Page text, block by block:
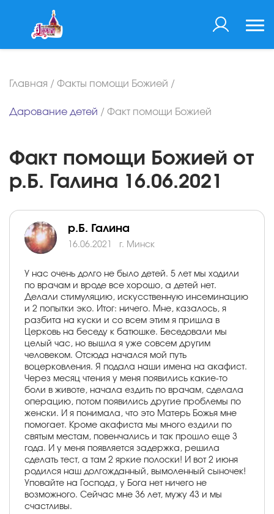
Главная / Факты помощи Божией /
Дарование детей / Факт помощи Божией
Факт помощи Божией от
р.Б. Галина 16.06.2021
р.Б. Галина
16.06.2021 г. Минск
У нас очень долго не было детей. 5 лет мы ходили
по врачам и вроде все хорошо, а детей нет.
Делали стимуляцию, искусственную инсеминацию
и 2 попытки эко. Итог: ничего. Мне, казалось, я
разбита на куски и со всем этим я пришла в
Церковь на беседу к батюшке. Беседовали мы
целый час, но вышла я уже совсем другим
человеком. Отсюда начался мой путь
воцерковления. Я подала наши имена на акафист.
Через месяц чтения у меня появились какие-то
боли в животе, начала ездить по врачам, сделала
операцию, потом появились другие проблемы по
женски. И я понимала, что это Матерь Божья мне
помогает. Кроме акафиста мы много ездили по
святым местам, повенчались и так прошло еще 3
года. И у меня появляется задержка, решила
сделать тест, а там 2 яркие полоски! И вот 2 июня
родился наш долгожданный, вымоленный сыночек!
Уповайте на Господа, у Бога нет ничего не
возможного. Сейчас мне 36 лет, мужу 43 и мы
счастливы.